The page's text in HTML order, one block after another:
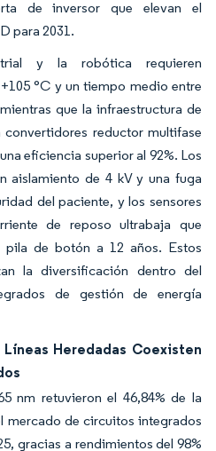
de inversor que elevan el
para 2031.
y la robótica requieren
°C y un tiempo medio entre
que la infraestructura de
reductor multifase
eficiencia superior al 92%. Los
aislamiento de 4 kV y una fuga
del paciente, y los sensores
de reposo ultrabaja que
de botón a 12 años. Estos
la diversificación dentro del
de gestión de energía
Heredadas Coexisten
nm retuvieron el 46,84% de la
mercado de circuitos integrados
gracias a rendimientos del 98%